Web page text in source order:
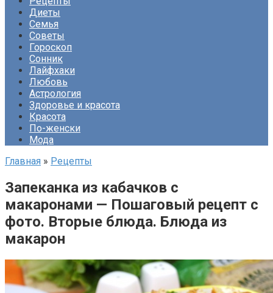
Диеты
Семья
Советы
Гороскоп
Сонник
Лайфхаки
Любовь
Астрология
Здоровье и красота
Красота
По-женски
Мода
Главная » Рецепты
Запеканка из кабачков с
макаронами — Пошаговый рецепт с
фото. Вторые блюда. Блюда из
макарон